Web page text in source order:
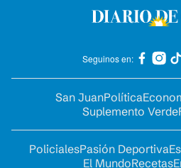
Seguinos en:
San JuanPolítica
Suplemento Verde
PolicialesPasión Deportiva
El MundoRecetas